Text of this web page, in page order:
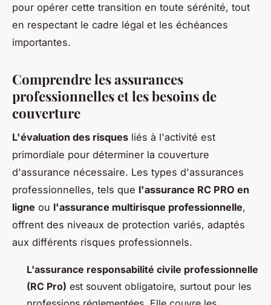
pour opérer cette transition en toute sérénité, tout
en respectant le cadre légal et les échéances
importantes.
Comprendre les assurances
professionnelles et les besoins de
couverture
L'évaluation des risques liés à l'activité est
primordiale pour déterminer la couverture
d'assurance nécessaire. Les types d'assurances
professionnelles, tels que l'assurance RC PRO en
ligne ou l'assurance multirisque professionnelle,
offrent des niveaux de protection variés, adaptés
aux différents risques professionnels.
L'assurance responsabilité civile professionnelle
(RC Pro) est souvent obligatoire, surtout pour les